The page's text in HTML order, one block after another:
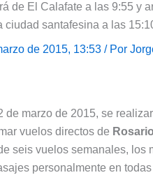
de El Calafate a las 9:55 y
ciudad santafesina a las
de 2015, 13:53 / Por
de marzo de 2015, se
vuelos directos de Rosario
seis vuelos semanales, los
personalmente en